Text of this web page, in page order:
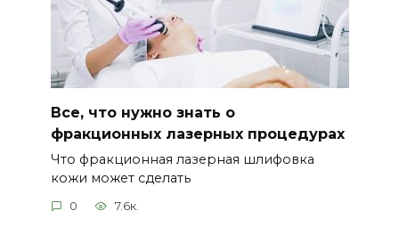
Все, что нужно знать о
фракционных лазерных процедурах
Что фракционная лазерная шлифовка
кожи может сделать
0 7.6к.